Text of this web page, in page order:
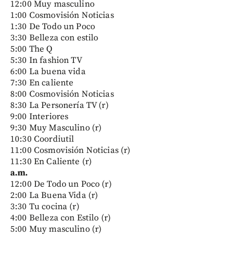
12:00 Muy masculino
1:00 Cosmovisión Noticias
1:30 De Todo un Poco
3:30 Belleza con estilo
5:00 The Q
5:30 In fashion TV
6:00 La buena vida
7:30 En caliente
8:00 Cosmovisión Noticias
8:30 La Personería TV (r)
9:00 Interiores
9:30 Muy Masculino (r)
10:30 Coordiutil
11:00 Cosmovisión Noticias (r)
11:30 En Caliente (r)
a.m.
12:00 De Todo un Poco (r)
2:00 La Buena Vida (r)
3:30 Tu cocina (r)
4:00 Belleza con Estilo (r)
5:00 Muy masculino (r)